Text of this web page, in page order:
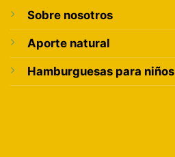
Sobre nosotros
Aporte natural
Hamburguesas para niños